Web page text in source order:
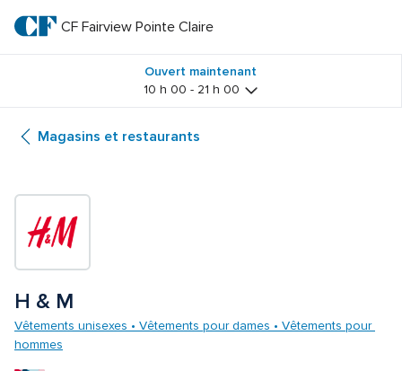
texte
principal
CF
Pointe
Claire
CF Fairview Pointe Claire
Ouvert maintenant
10 h 00 - 21 h 00
Magasins et restaurants
H & M
Vêtements unisexes • Vêtements pour dames • Vêtements pour
hommes